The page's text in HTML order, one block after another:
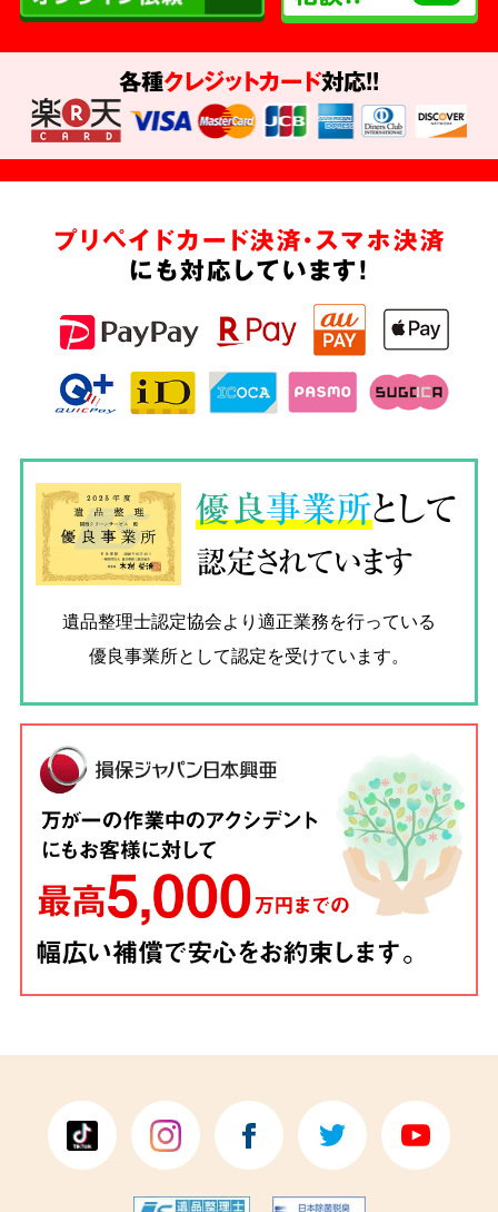
各種クレジットカード対応!!
プリペイドカード決済・スマホ決済
にも対応しています!
優良事業所として
認定されています
遺品整理士認定協会より適正業務を行っている
優良事業所として認定を受けています。